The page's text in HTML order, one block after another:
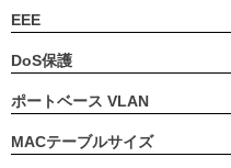
EEE
DoS保護
ポートベース VLAN
MACテーブルサイズ